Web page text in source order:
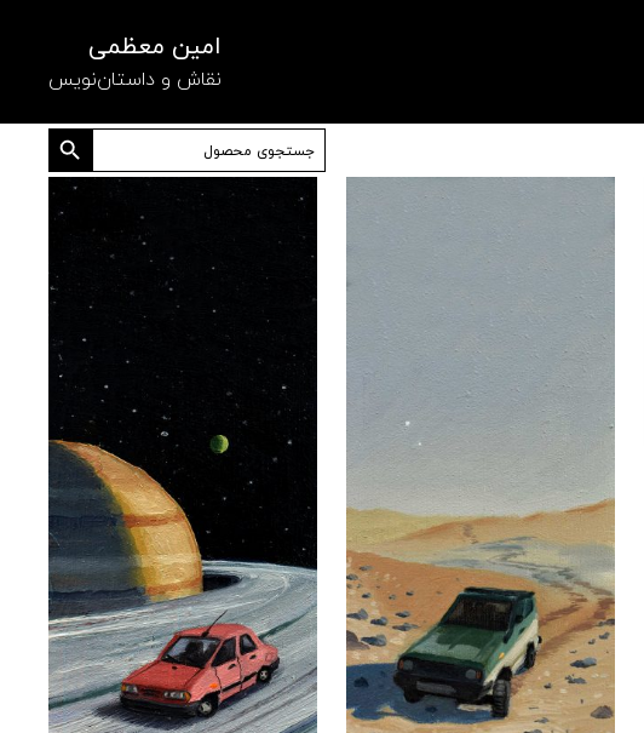
امین معظمی
نقاش و داستان‌نویس
جستجو
برای:
دکمه جستجو